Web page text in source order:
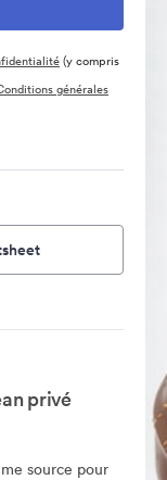
(y compris
générales
privé
source pour